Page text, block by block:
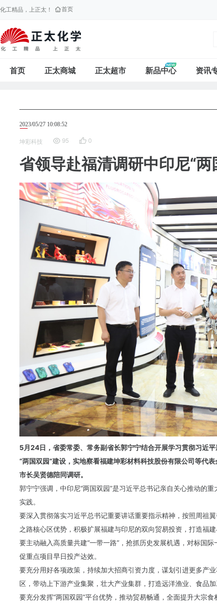
化工精品，上正太！ 首页
首页 正太商城 正太超市 新品中心 资讯
2023/05/27 10:08:52
坤彩科技 95 0
省领导赴福清调研中印尼“两
5月24日，省委常委、常务副省长郭宁宁结合开展学习贯彻习近
“两国双园”建设，实地察看福建坤彩材料科技股份有限公司等代
市长吴贤德陪同调研。
郭宁宁强调，中印尼“两国双园”是习近平总书记亲自关心推动的
实践。
要深入贯彻落实习近平总书记重要讲话重要指示精神，按照周祖
之路核心区优势，积极扩展福建与印尼的双向贸易投资，打造福
要主动融入高质量共建“一带一路”，抢抓历史发展机遇，对标国
促重点项目早日投产达效。
要充分用好各项政策，持续加大招商引资力度，谋划引进更多产
区，带动上下游产业集聚，壮大产业集群，打造远洋渔业、食品
要充分发挥“两国双园”平台优势，推动贸易畅通，全面提升大宗